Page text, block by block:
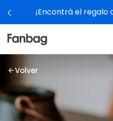
¡Encontrá el regalo
Volver